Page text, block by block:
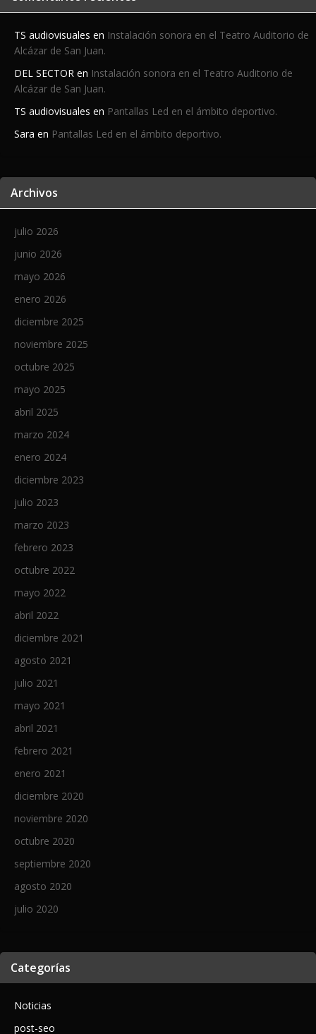
TS audiovisuales en Instalación sonora en el Teatro Auditorio de
Alcázar de San Juan.
DEL SECTOR en Instalación sonora en el Teatro Auditorio de
Alcázar de San Juan.
TS audiovisuales en Pantallas Led en el ámbito deportivo.
Sara en Pantallas Led en el ámbito deportivo.
Archivos
julio 2026
junio 2026
mayo 2026
enero 2026
diciembre 2025
noviembre 2025
octubre 2025
mayo 2025
abril 2025
marzo 2024
enero 2024
diciembre 2023
julio 2023
marzo 2023
febrero 2023
octubre 2022
mayo 2022
abril 2022
diciembre 2021
agosto 2021
julio 2021
mayo 2021
abril 2021
febrero 2021
enero 2021
diciembre 2020
noviembre 2020
octubre 2020
septiembre 2020
agosto 2020
julio 2020
Categorías
Noticias
post-seo